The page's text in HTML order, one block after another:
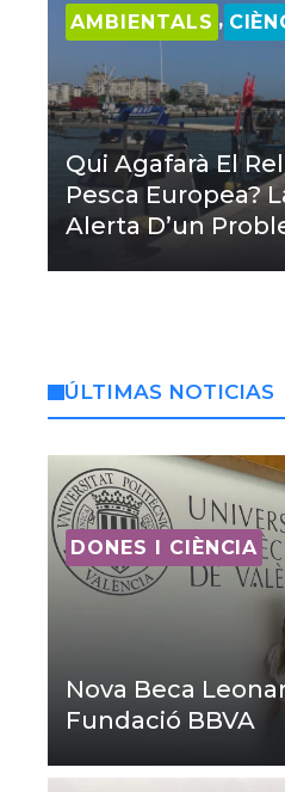
AMBIENTALS ,
Qui Agafarà El
Pesca Europea?
Alerta D’un
ÚLTIMAS NOTICIAS
DONES I CIÈNCIA
Nova Beca
Fundació BBVA